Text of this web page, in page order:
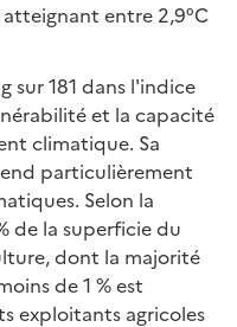
entre 2,9°C
sur 181 dans l'indice
et la capacité
climatique. Sa
particulièrement
Selon la
de la superficie du
dont la majorité
de 1 % est
exploitants agricoles